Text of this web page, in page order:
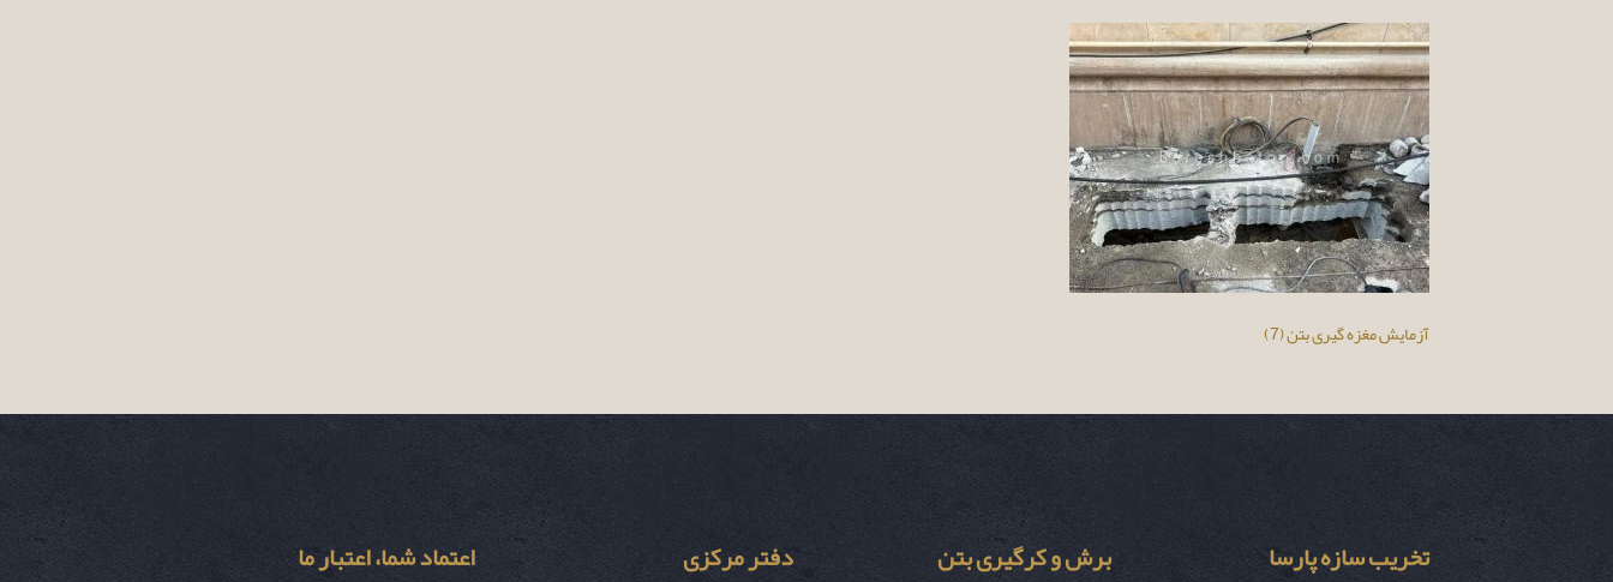
آزمایش مغزه گیری بتن (7)
تخریب سازه پارسا برش و کرگیری بتن دفتر مرکزی اعتماد شما، اعتبار ما